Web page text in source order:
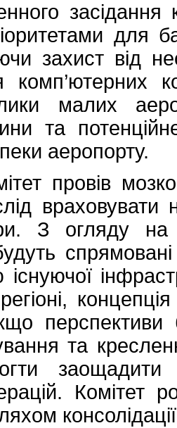
засідання
для
захист від
комп’ютерних
малих
та
аеропорту.
провів
враховувати
З огляду на
існуючої
перспективи
та
заощадити
Комітет